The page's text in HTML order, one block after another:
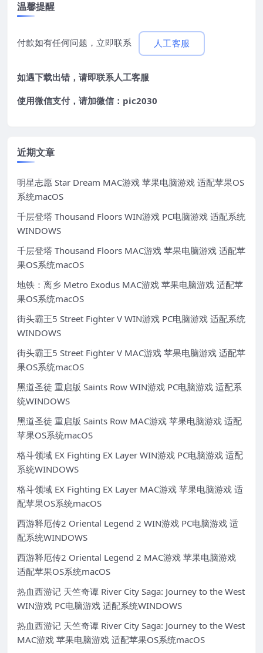
温馨提醒
付款如有任何问题，立即联系 人工客服
如遇下载出错，请即联系人工客服
使用微信支付，请加微信：pic2030
近期文章
明星志愿 Star Dream MAC游戏 苹果电脑游戏 适配苹果OS
系统macOS
千层登塔 Thousand Floors WIN游戏 PC电脑游戏 适配系统
WINDOWS
千层登塔 Thousand Floors MAC游戏 苹果电脑游戏 适配苹
果OS系统macOS
地铁：离乡 Metro Exodus MAC游戏 苹果电脑游戏 适配苹
果OS系统macOS
街头霸王5 Street Fighter V WIN游戏 PC电脑游戏 适配系统
WINDOWS
街头霸王5 Street Fighter V MAC游戏 苹果电脑游戏 适配苹
果OS系统macOS
黑道圣徒 重启版 Saints Row WIN游戏 PC电脑游戏 适配系
统WINDOWS
黑道圣徒 重启版 Saints Row MAC游戏 苹果电脑游戏 适配
苹果OS系统macOS
格斗领域 EX Fighting EX Layer WIN游戏 PC电脑游戏 适配
系统WINDOWS
格斗领域 EX Fighting EX Layer MAC游戏 苹果电脑游戏 适
配苹果OS系统macOS
西游释厄传2 Oriental Legend 2 WIN游戏 PC电脑游戏 适
配系统WINDOWS
西游释厄传2 Oriental Legend 2 MAC游戏 苹果电脑游戏
适配苹果OS系统macOS
热血西游记 天竺奇谭 River City Saga: Journey to the West
WIN游戏 PC电脑游戏 适配系统WINDOWS
热血西游记 天竺奇谭 River City Saga: Journey to the West
MAC游戏 苹果电脑游戏 适配苹果OS系统macOS